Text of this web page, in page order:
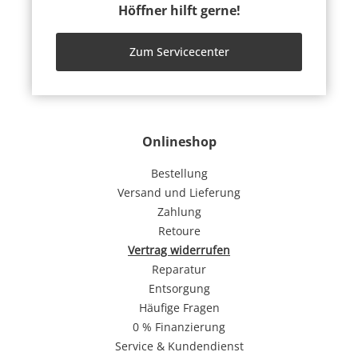
Onlineshop
Bestellung
Versand und Lieferung
Zahlung
Retoure
Vertrag widerrufen
Reparatur
Entsorgung
Häufige Fragen
0 % Finanzierung
Service & Kundendienst
Höffner hilft gerne!
Zum Servicecenter